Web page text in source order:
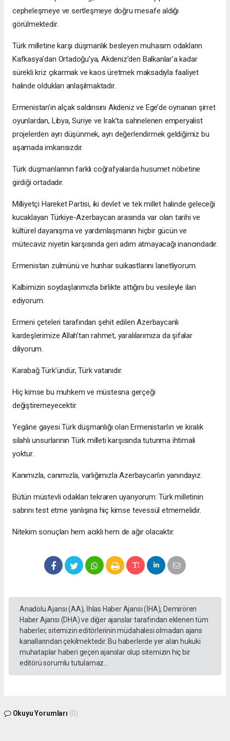
cepheleşmeye ve sertleşmeye doğru mesafe aldığı
görülmektedir.
Türk milletine karşı düşmanlık besleyen muhasım odakların
Kafkasya’dan Ortadoğu’ya, Akdeniz’den Balkanlar’a kadar
sürekli kriz çıkarmak ve kaos üretmek maksadıyla faaliyet
halinde oldukları anlaşılmaktadır.
Ermenistan’ın alçak saldırısını Akdeniz ve Ege’de oynanan şirret
oyunlardan, Libya, Suriye ve Irak’ta sahnelenen emperyalist
projelerden ayrı düşünmek, ayrı değerlendirmek geldiğimiz bu
aşamada imkansızdır.
Türk düşmanlarının farklı coğrafyalarda husumet nöbetine
girdiği ortadadır.
Milliyetçi Hareket Partisi, iki devlet ve tek millet halinde geleceği
kucaklayan Türkiye-Azerbaycan arasında var olan tarihi ve
kültürel dayanışma ve yardımlaşmanın hiçbir gücün ve
mütecaviz niyetin karşısında geri adım atmayacağı inancındadır.
Ermenistan zulmünü ve hunhar suikastlarını lanetliyorum.
Kalbimizin soydaşlarımızla birlikte attığını bu vesileyle ilan
ediyorum.
Ermeni çeteleri tarafından şehit edilen Azerbaycanlı
kardeşlerimize Allah’tan rahmet, yaralılarımıza da şifalar
diliyorum.
Karabağ Türk’ündür, Türk vatanıdır.
Hiç kimse bu muhkem ve müstesna gerçeği
değiştiremeyecektir.
Yegâne gayesi Türk düşmanlığı olan Ermenistan’ın ve kiralık
silahlı unsurlarının Türk milleti karşısında tutunma ihtimali
yoktur.
Kanımızla, canımızla, varlığımızla Azerbaycan’ın yanındayız.
Bütün müstevli odakları tekraren uyarıyorum: Türk milletinin
sabrını test etme yanlışına hiç kimse tevessül etmemelidir.
Nitekim sonuçları hem acıklı hem de ağır olacaktır.
Anadolu Ajansı (AA), İhlas Haber Ajansı (İHA), Demirören
Haber Ajansı (DHA) ve diğer ajanslar tarafından eklenen tüm
haberler, sitemizin editörlerinin müdahalesi olmadan ajans
kanallarından çekilmektedir. Bu haberlerde yer alan hukuki
muhataplar haberi geçen ajanslar olup sitemizin hiç bir
editörü sorumlu tutulamaz...
Okuyu Yorumları (0)